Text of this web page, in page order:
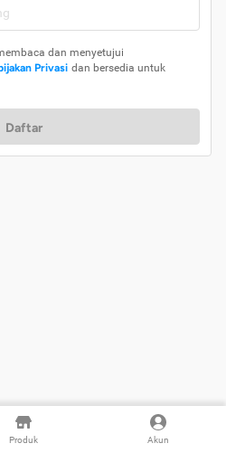
Produk Akun
dan menyetujui
Privasi dan bersedia untuk
Daftar